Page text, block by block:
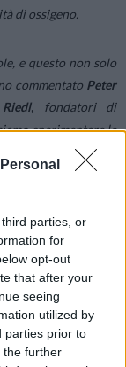
parties, or
for
opt-out
that after your
seeing
utilized by
parties prior to
the further
di ossigeno.
e questo non solo
commentato Peter
fondatori di
sperimentare le
ma non crediamo
non è necessario
dei prodotti che